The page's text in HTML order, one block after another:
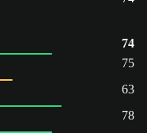
74
75
63
78